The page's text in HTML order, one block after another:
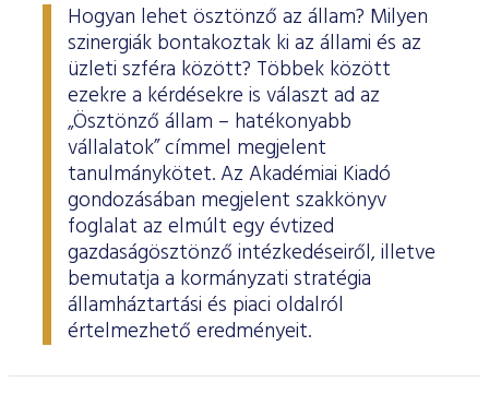
Hogyan lehet ösztönző az állam? Milyen
szinergiák bontakoztak ki az állami és az
üzleti szféra között? Többek között
ezekre a kérdésekre is választ ad az
„Ösztönző állam – hatékonyabb
vállalatok” címmel megjelent
tanulmánykötet. Az Akadémiai Kiadó
gondozásában megjelent szakkönyv
foglalat az elmúlt egy évtized
gazdaságösztönző intézkedéseiről, illetve
bemutatja a kormányzati stratégia
államháztartási és piaci oldalról
értelmezhető eredményeit.